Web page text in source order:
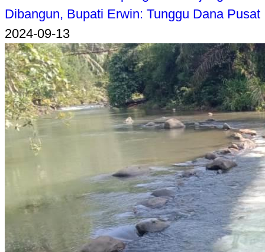
Dibangun, Bupati Erwin: Tunggu Dana Pusat
2024-09-13